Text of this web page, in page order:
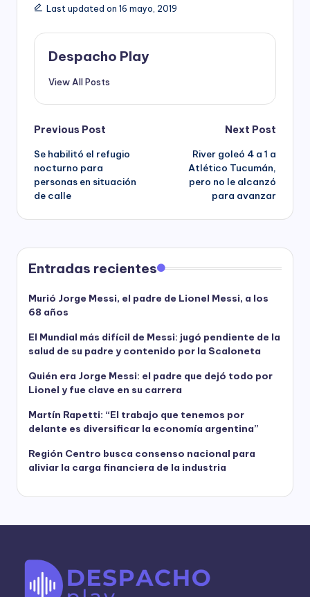
Last updated on 16 mayo, 2019
Despacho Play
View All Posts
Post
navigation
Previous Post
Se habilitó el refugio
nocturno para
personas en situación
de calle
Next Post
River goleó 4 a 1 a
Atlético Tucumán,
pero no le alcanzó
para avanzar
Entradas recientes
Murió Jorge Messi, el padre de Lionel Messi, a los
68 años
El Mundial más difícil de Messi: jugó pendiente de la
salud de su padre y contenido por la Scaloneta
Quién era Jorge Messi: el padre que dejó todo por
Lionel y fue clave en su carrera
Martín Rapetti: “El trabajo que tenemos por
delante es diversificar la economía argentina”
Región Centro busca consenso nacional para
aliviar la carga financiera de la industria